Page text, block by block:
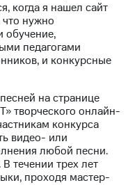
когда я нашел сайт
что нужно
обучение,
педагогами
и конкурсные
на странице
творческого онлайн-
конкурса
видео- или
любой песни.
течении трех лет
проходя мастер-